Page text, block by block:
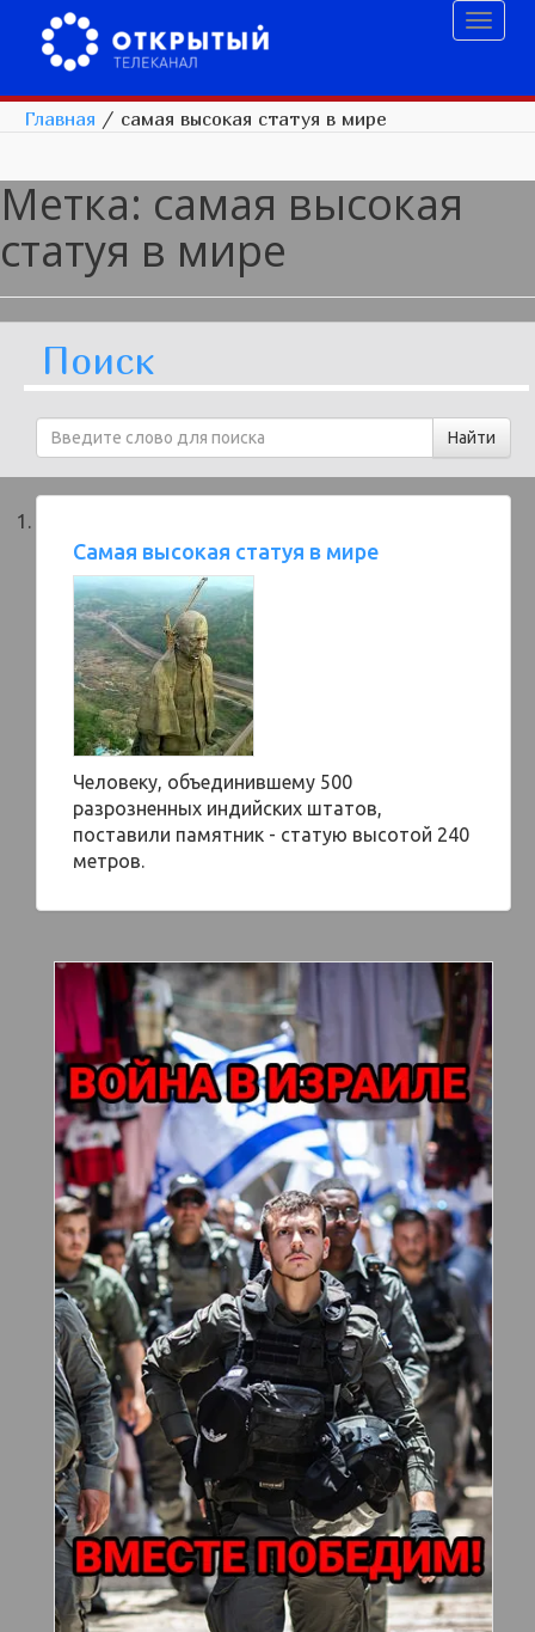
Главная / самая высокая статуя в мире
Метка: самая высокая
статуя в мире
Поиск
Самая высокая статуя в мире
Человеку, объединившему 500
разрозненных индийских штатов,
поставили памятник - статую высотой 240
метров.